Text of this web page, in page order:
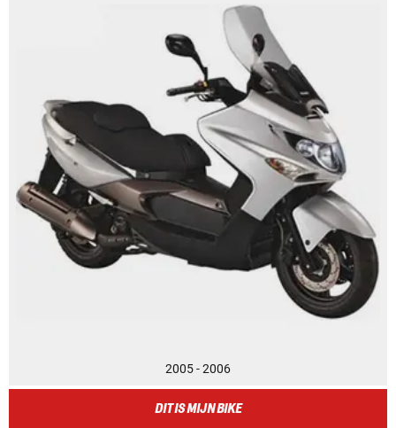
2005 - 2006
DIT IS MIJN BIKE